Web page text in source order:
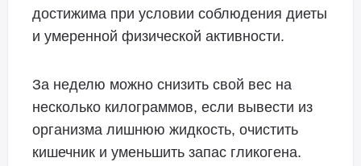
достижима при условии соблюдения диеты
и умеренной физической активности.
За неделю можно снизить свой вес на
несколько килограммов, если вывести из
организма лишнюю жидкость, очистить
кишечник и уменьшить запас гликогена.